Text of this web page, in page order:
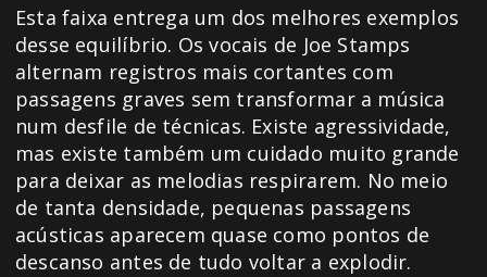
Esta faixa entrega um dos melhores exemplos
desse equilíbrio. Os vocais de Joe Stamps
alternam registros mais cortantes com
passagens graves sem transformar a música
num desfile de técnicas. Existe agressividade,
mas existe também um cuidado muito grande
para deixar as melodias respirarem. No meio
de tanta densidade, pequenas passagens
acústicas aparecem quase como pontos de
descanso antes de tudo voltar a explodir.